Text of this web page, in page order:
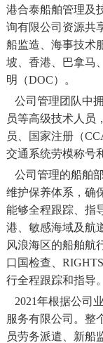
港合泰船舶管理及
询有限公司资源共
船监造、海事技术
坡、香港、巴拿马
明（DOC）。
公司管理团队中
员等高级技术人员
员、国家注册（
交通系统劳模称号
公司管理的船舶
维护保养体系，确
能够全程跟踪、指
港、敏感海域及航
风浪海区的船舶航
口国检查、
行全程跟踪和指导。
2021年根据公司
服务有限公司。整
员劳务派遣、新船